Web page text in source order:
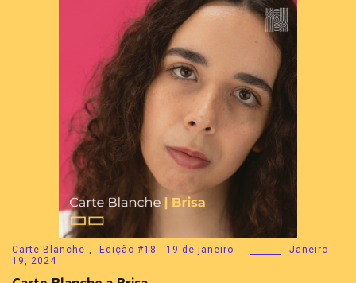
Carte Blanche Edição #18 - 19 de janeiro
Janeiro
19, 2024